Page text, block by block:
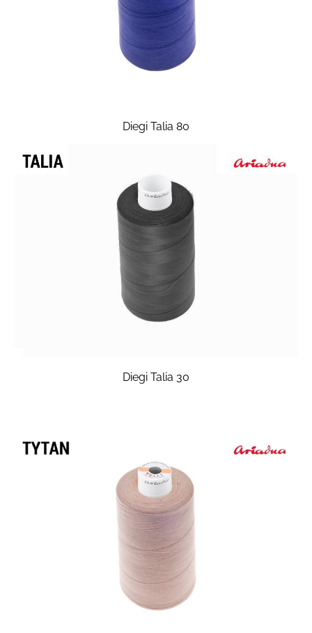
Diegi Talia 80
Diegi Talia 30